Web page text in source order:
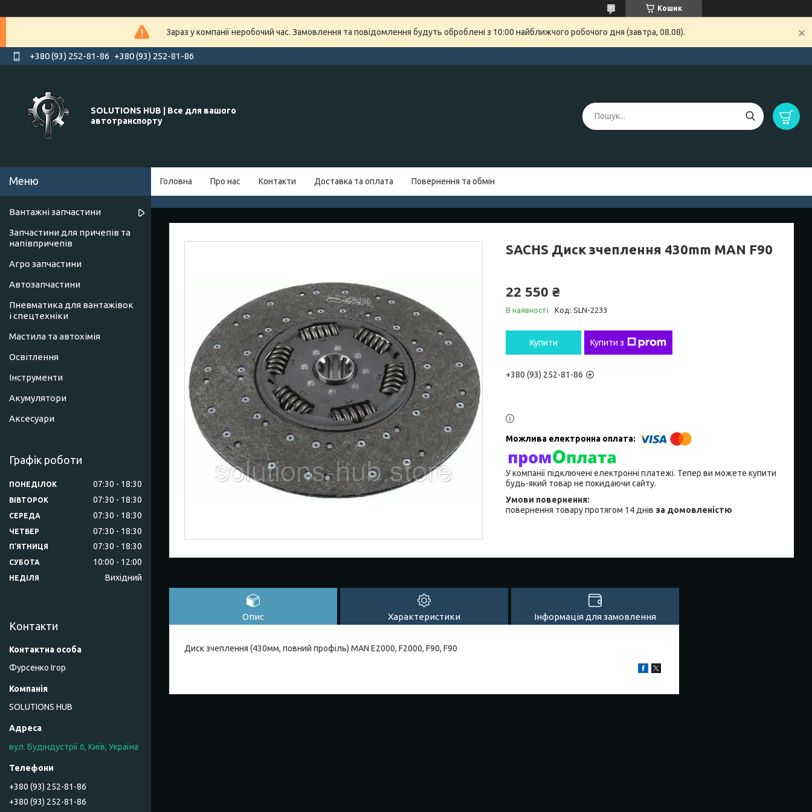
Кошик
Зараз у компанії неробочий час. Замовлення та повідомлення будуть оброблені з 10:00 найближчого робочого дня (завтра, 08.08).
+380 (93) 252-81-86 +380 (93) 252-81-86
SOLUTIONS HUB | Все для вашого
автотранспорту
Головна Про нас Контакти Доставка та оплата Повернення та обмін
SACHS Диск зчеплення 430mm MAN F90
22 550 ₴
В наявності Код: SLN-2233
Купити Купити з
+380 (93) 252-81-86
У компанії підключені електронні платежі. Тепер ви можете купити
будь-який товар не покидаючи сайту.
повернення товару протягом 14 днів за домовленістю
Опис Характеристики Інформація для замовлення
Диск зчеплення (430мм, повний профіль) MAN E2000, F2000, F90, F90
Вантажні запчастини
Запчастини для причепів та
напівпричепів
Агро запчастини
Автозапчастини
Пневматика для вантажівок
і спецтехніки
Мастила та автохімія
Освітлення
Інструменти
Акумулятори
Аксесуари
Графік роботи
ПОНЕДІЛОК 07:30 18:30
ВІВТОРОК 07:30 18:30
СЕРЕДА 07:30 18:30
ЧЕТВЕР 07:30 18:30
ПʼЯТНИЦЯ 07:30 18:30
СУБОТА 10:00 12:00
НЕДІЛЯ Вихідний
Контакти
Фурсенко Ігор
SOLUTIONS HUB
вул. Будіндустрії 6, Київ, Україна
+380 (93) 252-81-86
+380 (93) 252-81-86